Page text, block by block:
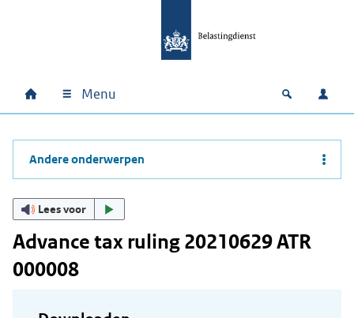
Hoofdnavigatie
Home Menu Open
Andere onderwerpen
Lees voor
Advance tax ruling 20210629 ATR
000008